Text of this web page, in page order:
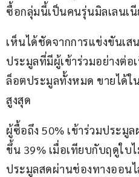
ซื้อกลุ่มนี้เป็นคนรุ่นมิลเลนเ
เห็นได้ชัดจากการแข่งขันเ
ประมูลที่มีผู้เข้าร่วมอย่างต่อ
ล็อตประมูลทั้งหมด ขายได้ใ
สูงสุด
ผู้ซื้อถึง 50% เข้าร่วมประมู
ขึ้น 39% เมื่อเทียบกับฤดูใบ
ประมูลสดผ่านช่องทางออน